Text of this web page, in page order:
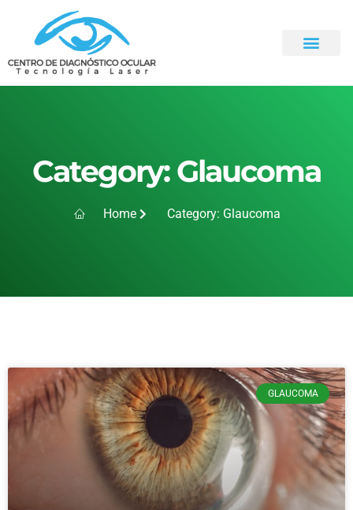
Category: Glaucoma
Home Category: Glaucoma
GLAUCOMA